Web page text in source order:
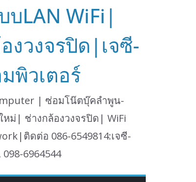
บLAN WiFi|
งวงจรปิด|เจซี-
พิวเตอร์
| ซ่อมโน๊ตบุ๊คลำพูน-
หม่| ช่างกล้องวงจรปิด| WiFi
ติดต่อ 086-6549814:เจซี-
6964544